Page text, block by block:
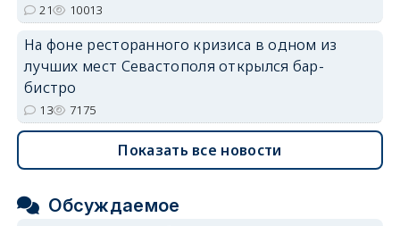
21 10013
На фоне ресторанного кризиса в одном из
лучших мест Севастополя открылся бар-
бистро
13 7175
Показать все новости
Обсуждаемое